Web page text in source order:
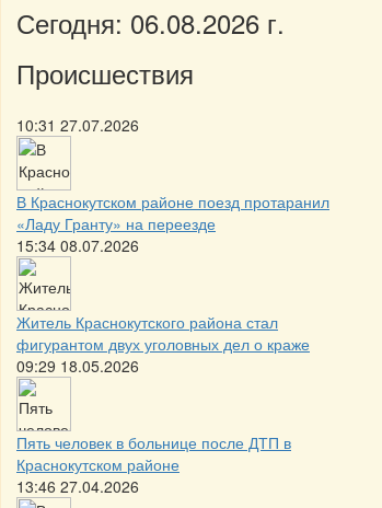
Сегодня: 06.08.2026 г.
Происшествия
10:31 27.07.2026
В Краснокутском районе поезд протаранил
«Ладу Гранту» на переезде
15:34 08.07.2026
Житель Краснокутского района стал
фигурантом двух уголовных дел о краже
09:29 18.05.2026
Пять человек в больнице после ДТП в
Краснокутском районе
13:46 27.04.2026